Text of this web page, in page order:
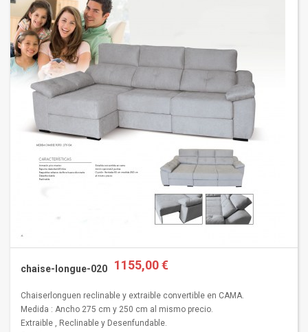
chaise-longue-020 1155,00 €
Chaiserlonguen reclinable y extraible convertible en CAMA.
Medida : Ancho 275 cm y 250 cm al mismo precio.
Extraible , Reclinable y Desenfundable.